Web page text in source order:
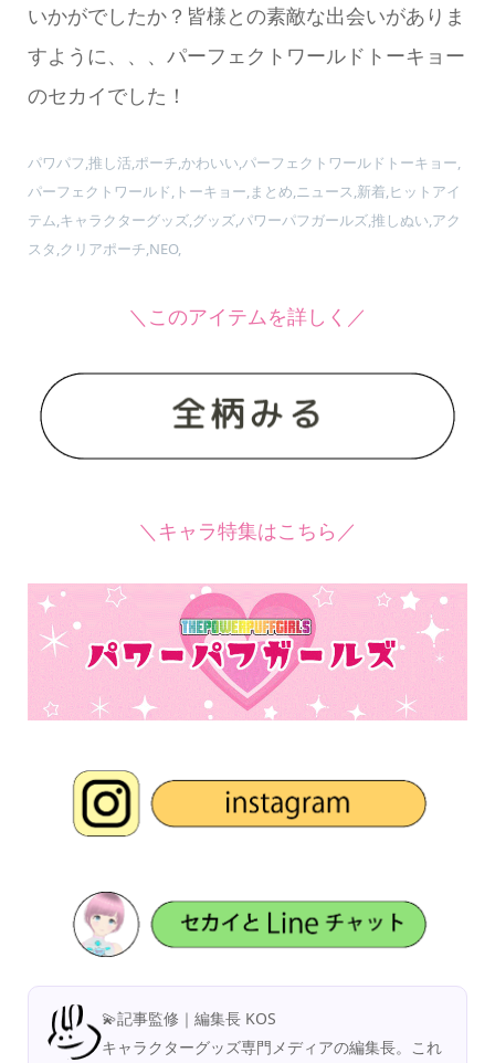
いかがでしたか？皆様との素敵な出会いがありま
すように、、、パーフェクトワールドトーキョー
のセカイでした！
パワパフ,推し活,ポーチ,かわいい,パーフェクトワールドトーキョー,
パーフェクトワールド,トーキョー,まとめ,ニュース,新着,ヒットアイ
テム,キャラクターグッズ,グッズ,パワーパフガールズ,推しぬい,アク
スタ,クリアポーチ,NEO,
＼このアイテムを詳しく／
＼キャラ特集はこちら／
💫記事監修｜編集長 KOS
キャラクターグッズ専門メディアの編集長。これ